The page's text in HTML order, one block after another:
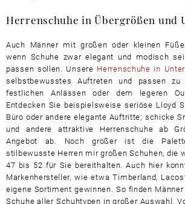
Herrenschuhe in Übergrößen und
Auch Männer mit großen oder kleinen
wenn Schuhe zwar elegant und modisch
passen sollen. Unsere Herrenschuhe in
selbstbewusstes Auftreten und passen zu
festlichen Anlässen oder dem legeren
Entdecken Sie beispielsweise seriöse Lloyd
Büro oder andere elegante Auftritte; schicke
und andere attraktive Herrenschuhe ab
Angebot ab. Noch größer ist die
stilbewusste Herren mir großen Schuhen, die
47 bis 52 für Sie bereithalten. Auch hier
Markenhersteller, wie etwa Timberland,
eigene Sortiment gewinnen. So finden
Schuhe aller Schuhtypen in großer Auswahl.